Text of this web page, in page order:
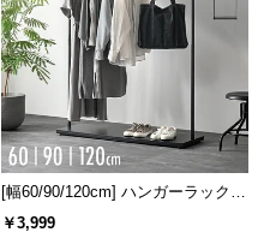
[幅60/90/120cm] ハンガーラック
スチール 4段階高さ調節 サイドフ
￥3,999